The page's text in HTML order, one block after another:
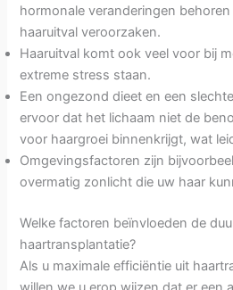
hormonale veranderingen
haaruitval veroorzaken.
Haaruitval komt ook veel voor bij
extreme stress staan.
Een ongezond dieet en een
ervoor dat het lichaam niet de
voor haargroei binnenkrijgt, wat
Omgevingsfactoren zijn
overmatig zonlicht die uw haar
Welke factoren beïnvloeden de
haartransplantatie?
Als u maximale efficiëntie uit